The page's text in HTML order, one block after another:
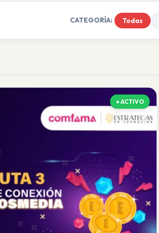
CATEGORÍA: Todas
● ACTIVO